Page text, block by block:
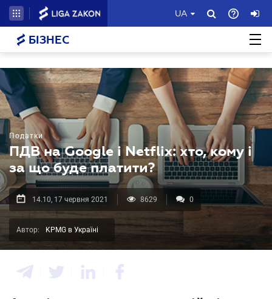
UA
БІЗНЕС
Податки
ПДВ на Google і Netflix: хто, кому і
за що буде платити?
14.10, 17 червня 2021 8629 0
Автор: KPMG в Україні